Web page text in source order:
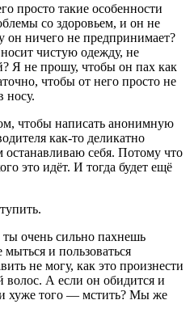
просто такие особенности
со здоровьем, и он не
он ничего не предпринимает?
чистую одежду, не
Я не прошу, чтобы он пах как
чтобы от него просто не
носу.
чтобы написать анонимную
как-то деликатно
себя. Потому что
это идёт. И тогда будет ещё
очень сильно пахнешь
и пользоваться
не могу, как это произнести
волос. А если он обидится и
хуже того — мстить? Мы же